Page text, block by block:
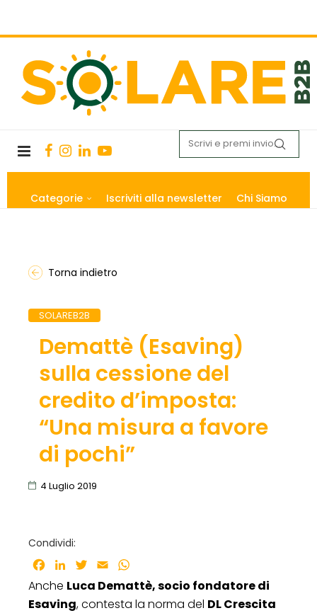
Categorie Iscriviti alla newsletter Chi Siamo
Torna indietro
SOLAREB2B
Demattè (Esaving)
sulla cessione del
credito d’imposta:
“Una misura a favore
di pochi”
4 Luglio 2019
Condividi:
Facebook
LinkedInTwitter
Email
Anche Luca Demattè, socio fondatore di
Esaving, contesta la norma del DL Crescita